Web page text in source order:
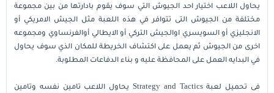
يحاول اللاعب اختيار احد الجيوش التي سوف يقوم بادارتها من بين مجموعة
مختلفة من الجيوش التى تتوافر في هذه اللعبة مثل الجيش الامريكي أو
الانجليزي أو السويسري اوالجيش التركي أو الايطالي أوالفرنساوي ومجموعه
اخرى من الجيوش ثم يعمل على اكتشاف الخريطة للمكان الذي سوف يحاول
في البدايه العمل على المحافظة عليه و بناء الدفاعات المطلوبة.
فى تحميل لعبة Strategy and Tactics يحاول اللاعب تامين نفسه وتامين